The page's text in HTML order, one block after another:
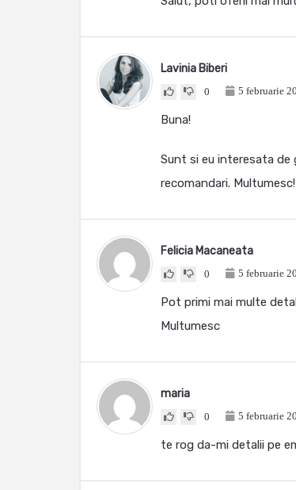
Lavinia Biberi
0 5 februarie
Buna!
Sunt si eu interesata de
recomandari. Multumesc!
Felicia Macaneata
0 5 februarie
Pot primi mai multe
Multumesc
maria
0 5 februarie
te rog da-mi detalii pe